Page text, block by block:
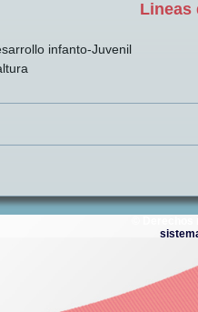
Lineas
infanto-Juvenil